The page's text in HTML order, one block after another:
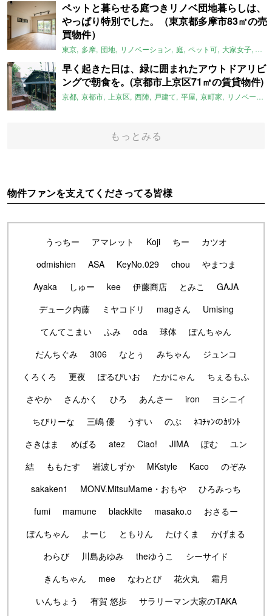
ペットと暮らせる庭つきリノベ団地暮らしは、
やっぱり特別でした。（東京都多摩市83㎡の売
買物件）
東京 多摩 団地 リノベーション 庭 ペット可 大家女子 団
早く起きた日は、緑に囲まれたアウトドアリビ
ングで朝食を。(京都市上京区71㎡の賃貸物件)
京都 京都市 上京区 西陣 戸建て 平屋 京町家 リノベーション
もっとみる
物件ファンを支えてくださってる皆様
うっちー アマレット Koji ちー
カツオ
odmishien
ASA KeyNo.029 chou
やまつま
Ayaka
しゅー kee 伊藤商店 とみこ
GAJA
デューク内藤
ミヤコドリ magさん
Umising
てんてこまい
ふみ oda 球体
ぽんちゃん
だんちぐみ
3t06 なとぅ みちゃん
ジュンコ
くろくろ
更夜 ぽるぴいお たかにゃん
ちぇるもふ
さやか
さんかく ひろ あんさー iron
ヨシニイ
ちびりーな
三嶋 優 うすい のぶ
ﾈｺﾁｬﾝのｶﾘﾝﾄ
さきはま
めばる atez Ciao! JIMA ぽむ
ユン
結
ももたす 岩波しずか MKstyle Kaco
のぞみ
sakaken1
MONV.MitsuMame・おもや
ひろみっち
fumi
mamune blackkite masako.o
おさるー
ぽんちゃん
よーじ ともりん たけくま
かげまる
わらび
川島あゆみ theゆうこ
シーサイド
きんちゃん
mee なわとび 花火丸
霜月
いんちょう
有賀 悠歩
サラリーマン大家のTAKA